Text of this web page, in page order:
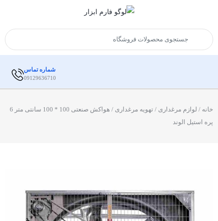
شماره تماس
09129636710
خانه / لوازم مرغداری / تهویه مرغداری
/ هواکش صنعتی 100 * 100 سانتی متر 6
پره استیل الوند